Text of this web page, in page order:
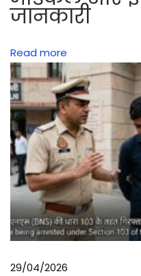
के
रा
न
ला
ठी
म
र
ते
स
म
य
ध्या
न
जानकारी
Read more
29/04/2026